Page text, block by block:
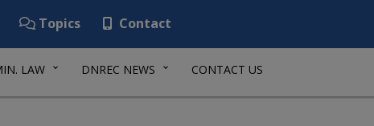
Topics Contact
LAW DNREC NEWS CONTACT US